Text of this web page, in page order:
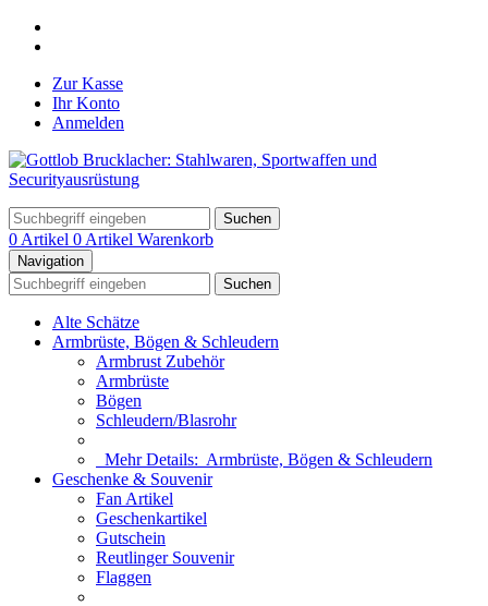
Zur Kasse
Ihr Konto
Anmelden
Suchen
0 Artikel 0 Artikel Warenkorb
Navigation
Suchen
Alte Schätze
Armbrüste, Bögen & Schleudern
Armbrust Zubehör
Armbrüste
Bögen
Schleudern/Blasrohr
Mehr Details: Armbrüste, Bögen & Schleudern
Geschenke & Souvenir
Fan Artikel
Geschenkartikel
Gutschein
Reutlinger Souvenir
Flaggen